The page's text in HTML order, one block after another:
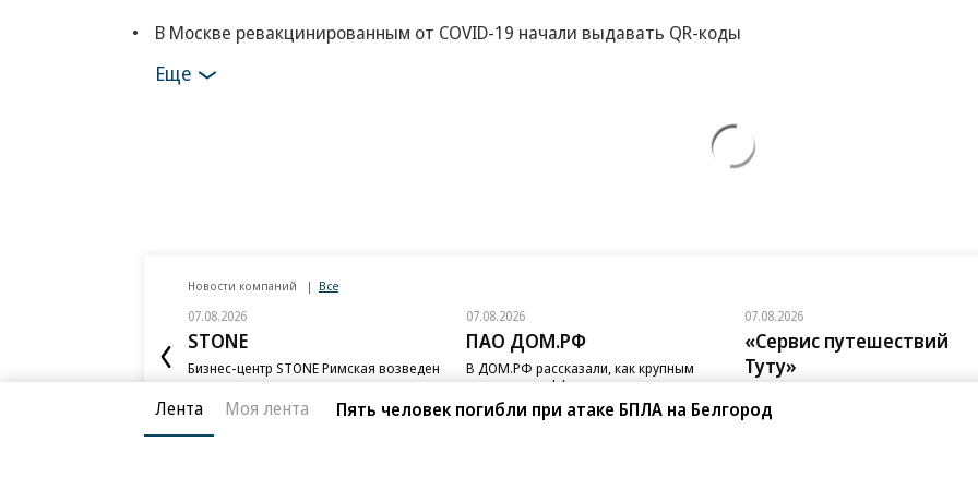
В Москве ревакцинированным от COVID-19 начали выдавать QR-коды
Еще
Новости компаний Все
07.08.2026
STONE
Бизнес-центр STONE Римская возведен
в полную высоту
07.08.2026
ПАО ДОМ.РФ
В ДОМ.РФ рассказали, как крупным
компаниям эффективно реализовывать
ESG-стратегию
07.08.2026
«Сервис путешествий
Туту»
и «Нетмонет» поддержат лучших
Лента Моя лента Пять человек погибли при атаке БПЛА на Белгород